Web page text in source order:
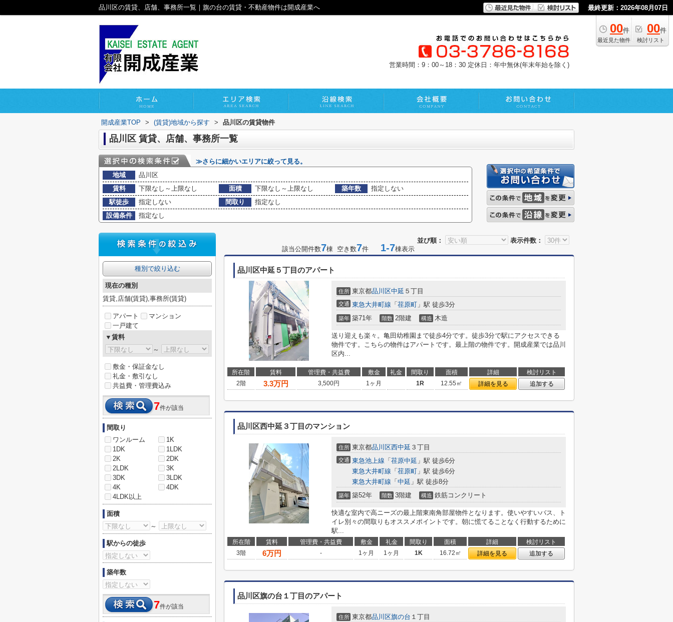
品川区の賃貸、店舗、事務所一覧｜旗の台の賃貸・不動産物件は開成産業へ 最終更新：2026年08月07日
00件
最近見た物件
00件
検討リスト
営業時間：9：00～18：30 定休日：年中無休(年末年始を除く)
開成産業TOP > (賃貸)地域から探す > 品川区の賃貸物件
品川区 賃貸、店舗、事務所一覧
≫さらに細かいエリアに絞って見る。
地域
品川区
賃料
下限なし～上限なし 面積 下限なし～上限なし 築年数
指定しない
駅徒歩
指定しない 間取り
指定なし
設備条件
指定なし
並び順：
表示件数：
該当公開件数7棟 空き数7件 1-7棟表示
品川区中延５丁目のアパート
住所 東京都品川区中延 ５丁目
交通 東急大井町線 「 荏原町 」駅 徒歩3分
築年 築71年 階数 2階建 構造 木造
送り迎えも楽々。亀田幼稚園まで徒歩4分です。徒歩3分で駅にアクセスできる
物件です。こちらの物件はアパートです。最上階の物件です。開成産業では品川
区内...
所在階 賃料 管理費・共益費 敷金 礼金 間取り 面積 詳細
検討リスト
2階
3.3万円 3,500円 1ヶ月 1R 12.55㎡ 詳細を見る 追加する
品川区西中延３丁目のマンション
住所 東京都品川区西中延 ３丁目
交通 東急池上線 「 荏原中延 」駅 徒歩6分
東急大井町線 「 荏原町 」駅 徒歩6分
東急大井町線 「 中延 」駅 徒歩8分
築年 築52年 階数 3階建 構造 鉄筋コンクリート
快適な室内で高ニーズの最上階東南角部屋物件となります。使いやすいバス、ト
イレ別々の間取りもオススメポイントです。朝に慌てることなく行動するために
駅...
所在階 賃料 管理費・共益費 敷金 礼金 間取り 面積 詳細
検討リスト
3階
6万円 - 1ヶ月 1ヶ月 1K 16.72㎡ 詳細を見る 追加する
品川区旗の台１丁目のアパート
住所 東京都品川区旗の台 １丁目
種別で絞り込む
現在の種別
賃貸,店舗(賃貸),事務所(賃貸)
アパート
マンション
一戸建て
▼賃料
～
敷金・保証金なし
礼金・敷引なし
共益費・管理費込み
7件が該当
間取り
ワンルーム
1K
1DK
1LDK
2K
2DK
2LDK
3K
3DK
3LDK
4K
4DK
4LDK以上
面積
～
駅からの徒歩
築年数
7件が該当